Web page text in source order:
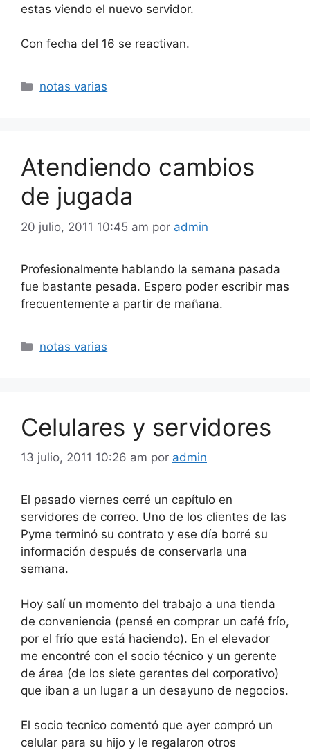
estas viendo el nuevo servidor.
Con fecha del 16 se reactivan.
Categorías
notas varias
Atendiendo cambios
de jugada
20 julio, 2011 10:45 am por admin
Profesionalmente hablando la semana pasada
fue bastante pesada. Espero poder escribir mas
frecuentemente a partir de mañana.
Categorías
notas varias
Celulares y servidores
13 julio, 2011 10:26 am por admin
El pasado viernes cerré un capítulo en
servidores de correo. Uno de los clientes de las
Pyme terminó su contrato y ese día borré su
información después de conservarla una
semana.
Hoy salí un momento del trabajo a una tienda
de conveniencia (pensé en comprar un café frío,
por el frío que está haciendo). En el elevador
me encontré con el socio técnico y un gerente
de área (de los siete gerentes del corporativo)
que iban a un lugar a un desayuno de negocios.
El socio tecnico comentó que ayer compró un
celular para su hijo y le regalaron otros